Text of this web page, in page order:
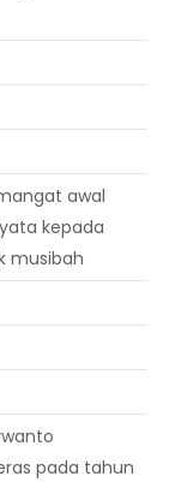
awal
kepada
musibah
pada tahun